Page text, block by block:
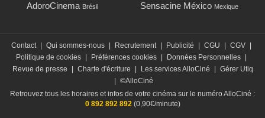
AdoroCinema Brésil Sensacine México Mexique
Contact Qui sommes-nous Recrutement Publicité CGU CGV
Politique de cookies
Préférences cookies Données Personnelles
Revue de presse
Charte d'écriture Les services AlloCiné
Gérer Utiq
©AlloCiné
Retrouvez tous les horaires et infos de votre cinéma sur le numéro AlloCiné :
0 892 892 892(0,90€/minute)